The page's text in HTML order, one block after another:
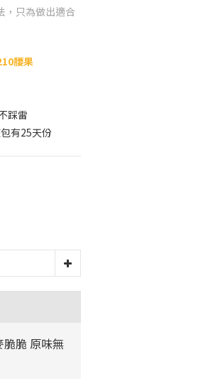
，只為做出適合
腰果
踩雷
有25天份
脆脆 原味無